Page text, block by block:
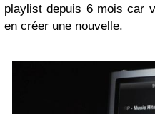
playlist depuis 6 mois car
en créer une nouvelle.